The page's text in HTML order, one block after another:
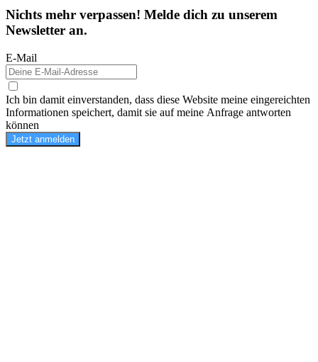
Nichts mehr verpassen! Melde dich zu unserem
Newsletter an.
E-Mail
Ich bin damit einverstanden, dass diese Website meine eingereichten
Informationen speichert, damit sie auf meine Anfrage antworten
können
Jetzt anmelden